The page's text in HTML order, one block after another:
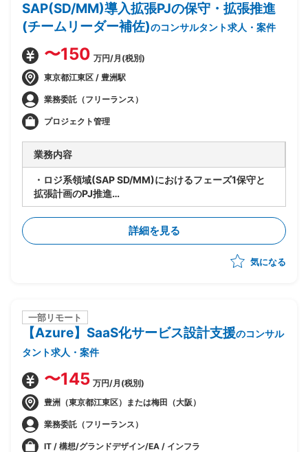
作成・サービス設計を受けて、Azureでのシステム設計
~運用設計を実施
・サービス運用形態・リリース方式の検討、それらのド
キュメント化への落とし込みを担当
・アプリケーションチームとインフラチームの橋渡し役
として、インフラ標準化の方向性を協議・策定
・設計フェーズから参画し、そのまま運用・保守まで担
当予定(上流担当が抜けた後も長期的に残る前提)
SAP(SD/MM)導入拡張PJの保守・拡張推進
(チームリーダー補佐)のコンサルタント求人・案件
〜150 万円/月(税別)
東京都江東区 / 豊洲駅
業務委託（フリーランス）
プロジェクト管理
業務内容
・ロジ系領域(SAP SD/MM)におけるフェーズ1保守と
拡張計画のPJ推進
・要員管理、進捗管理、タスク管理を担当
・設計レビューの実施
・関係者調整(エンドユーザ・ベンダー・オフショア開
発メンバ間)
・ベンダー統制及びチームコミュニケーションの推進
詳細を見る
気になる
一部リモート
【Azure】SaaS化サービス設計支援のコンサル
タント求人・案件
〜145 万円/月(税別)
豊洲（東京都江東区）または梅田（大阪）
業務委託（フリーランス）
IT / 構想/グランドデザイン/EA / インフラ